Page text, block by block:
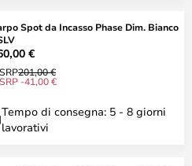
Spot da Incasso Phase Dim. Bianco
€
201,00 €
-41,00 €
Tempo di consegna: 5 - 8 giorni
lavorativi